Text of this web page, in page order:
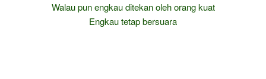
Walau pun engkau ditekan oleh orang kuat
Engkau tetap bersuara